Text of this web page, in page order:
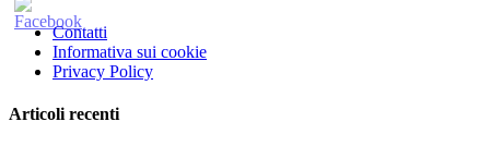
Contatti
Informativa sui cookie
Privacy Policy
Articoli recenti